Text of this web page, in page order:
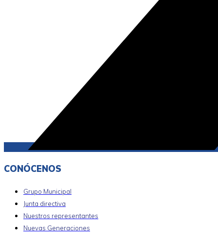
CONÓCENOS
Grupo Municipal
Junta directiva
Nuestros representantes
Nuevas Generaciones